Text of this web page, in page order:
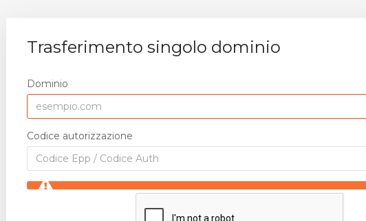
Trasferimento singolo dominio
Dominio
Codice autorizzazione